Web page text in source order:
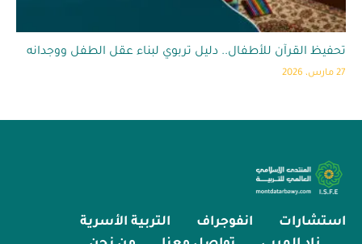
تحفيظ القرآن للأطفال.. دليل تربوي لبناء عقل الطفل ووجدانه
27 مارس، 2026
استشارات انفوجراف
التربية الأسرية